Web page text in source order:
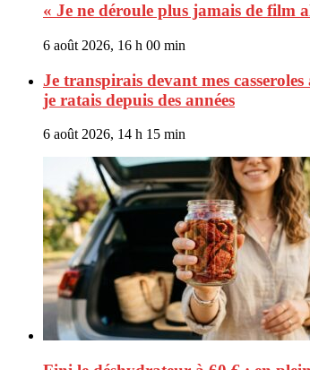
« Je ne déroule plus jamais de film
6 août 2026, 16 h 00 min
Je transpirais devant mes
je ratais depuis des années
6 août 2026, 14 h 15 min